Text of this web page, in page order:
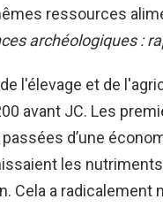
ressources
archéologiques :
l'élevage et de
avant JC. Les
d’une
les
Cela a radicalement